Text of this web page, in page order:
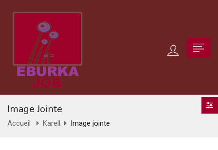
Image Jointe
Accueil Karell Image jointe